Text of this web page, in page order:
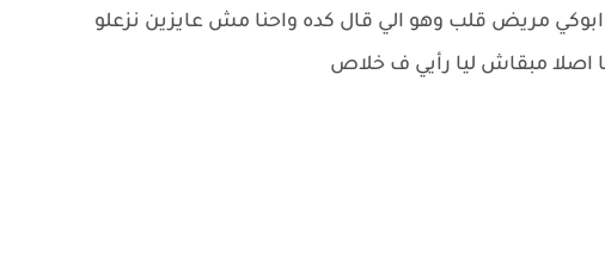
ابوكي مريض قلب وهو الي قال كده واحنا مش عايزين نزعلو
اصلا مبقاش ليا رأيي ف خلاص